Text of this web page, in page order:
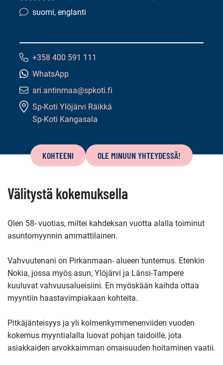
4.5/5
Kielitaito:
suomi, englanti
Puhelinnumero:
+358 400 591 111
WhatsApp
Sähköpostiosoite:
ari.antinmaa@spkoti.fi
Sp-Koti Ylöjärvi Räikkä
Sp-Koti Kangasala
sivun
KOHTEENI OLE MINUUN YHTEYDESSÄ!
Välitystä kokemuksella
Olen 58- vuotias, miltei kahdeksan vuotta alalla toiminut
asuntomyynnin ammattilainen.
Vahvuutenani on Pirkanmaan- alueen tuntemus. Etenkin
Nokia, jossa myös asun, Ylöjärvi ja Länsi-Tampere
kuuluvat vahvuusalueisiini. En myöskään kaihda ottaa
myyntiin haastavimpiakaan kohteita.
Pitkäjänteisyys ja yli kolmenkymmenenviiden vuoden
kokemus myyntialalla luovat pohjan taidoille, jota
asiakkaiden arvokkaimman omaisuuden hoitaminen vaatii.